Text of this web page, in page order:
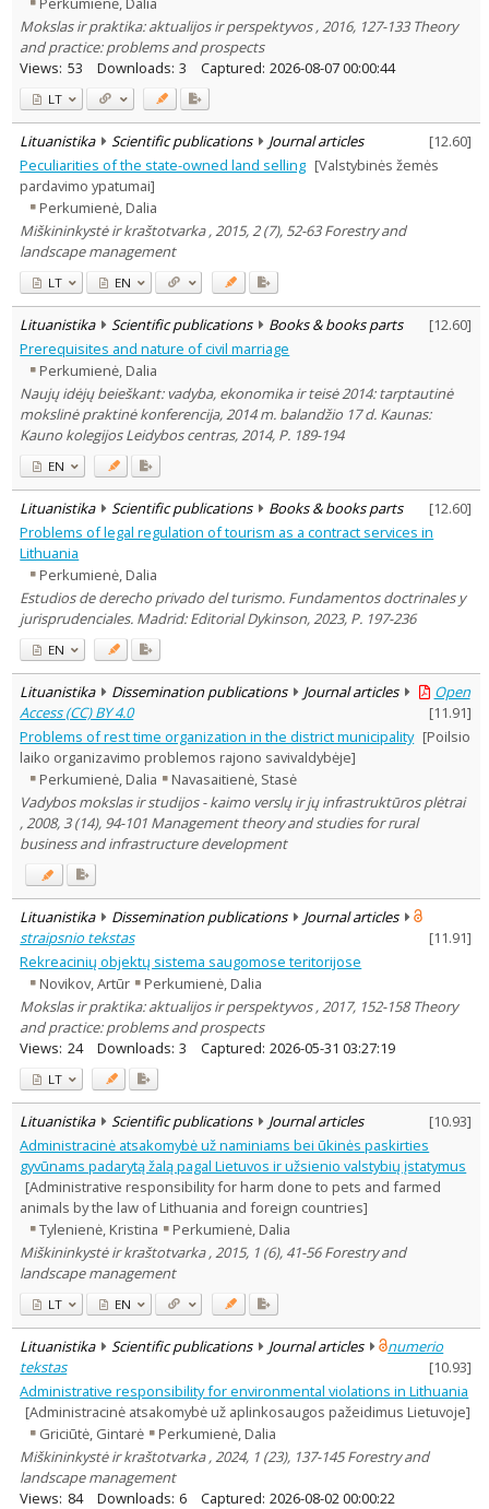
Mokslas ir praktika: aktualijos ir perspektyvos , 2016, 127-133 Theory
and practice: problems and prospects
Views: 53 Downloads: 3 Captured: 2026-08-07 00:00:44
LT
Lituanistika Scientific publications Journal articles [12.60]
Peculiarities of the state-owned land selling [Valstybinės žemės
pardavimo ypatumai]
Perkumienė, Dalia
Miškininkystė ir kraštotvarka , 2015, 2 (7), 52-63 Forestry and
landscape management
LT EN
Lituanistika Scientific publications Books & books parts [12.60]
Prerequisites and nature of civil marriage
Perkumienė, Dalia
Naujų idėjų beieškant: vadyba, ekonomika ir teisė 2014: tarptautinė
mokslinė praktinė konferencija, 2014 m. balandžio 17 d. Kaunas:
Kauno kolegijos Leidybos centras, 2014, P. 189-194
EN
Lituanistika Scientific publications Books & books parts [12.60]
Problems of legal regulation of tourism as a contract services in
Lithuania
Perkumienė, Dalia
Estudios de derecho privado del turismo. Fundamentos doctrinales y
jurisprudenciales. Madrid: Editorial Dykinson, 2023, P. 197-236
EN
Lituanistika Dissemination publications Journal articles
Open
Access (CC) BY 4.0
[11.91]
Problems of rest time organization in the district municipality [Poilsio
laiko organizavimo problemos rajono savivaldybėje]
Perkumienė, Dalia
Navasaitienė, Stasė
Vadybos mokslas ir studijos - kaimo verslų ir jų infrastruktūros plėtrai
, 2008, 3 (14), 94-101 Management theory and studies for rural
business and infrastructure development
Lituanistika Dissemination publications
Journal articles
straipsnio tekstas
[11.91]
Rekreacinių objektų sistema saugomose teritorijose
Novikov, Artūr
Perkumienė, Dalia
Mokslas ir praktika: aktualijos ir perspektyvos , 2017, 152-158 Theory
and practice: problems and prospects
Views: 24 Downloads: 3 Captured: 2026-05-31 03:27:19
LT
Lituanistika Scientific publications Journal articles [10.93]
Administracinė atsakomybė už naminiams bei ūkinės paskirties
gyvūnams padarytą žalą pagal Lietuvos ir užsienio valstybių įstatymus
[Administrative responsibility for harm done to pets and farmed
animals by the law of Lithuania and foreign countries]
Tylenienė, Kristina
Perkumienė, Dalia
Miškininkystė ir kraštotvarka , 2015, 1 (6), 41-56 Forestry and
landscape management
LT EN
Lituanistika Scientific publications Journal articles
numerio
tekstas
[10.93]
Administrative responsibility for environmental violations in Lithuania
[Administracinė atsakomybė už aplinkosaugos pažeidimus Lietuvoje]
Griciūtė, Gintarė
Perkumienė, Dalia
Miškininkystė ir kraštotvarka , 2024, 1 (23), 137-145 Forestry and
landscape management
Views: 84 Downloads: 6 Captured: 2026-08-02 00:00:22